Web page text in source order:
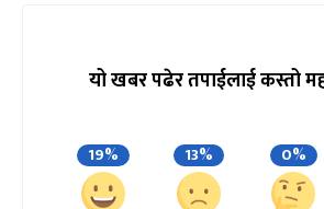
यो खबर पढेर तपाईलाई कस्तो
19% 13% 0%